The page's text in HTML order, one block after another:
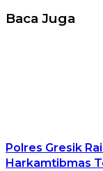
Baca Juga
Polres Gresik
Harkamtibmas